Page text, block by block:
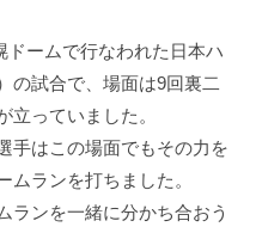
ドームで行なわれた日本ハ
の試合で、場面は9回裏二
立っていました。
手はこの場面でもその力を
ランを打ちました。
ランを一緒に分かち合おう